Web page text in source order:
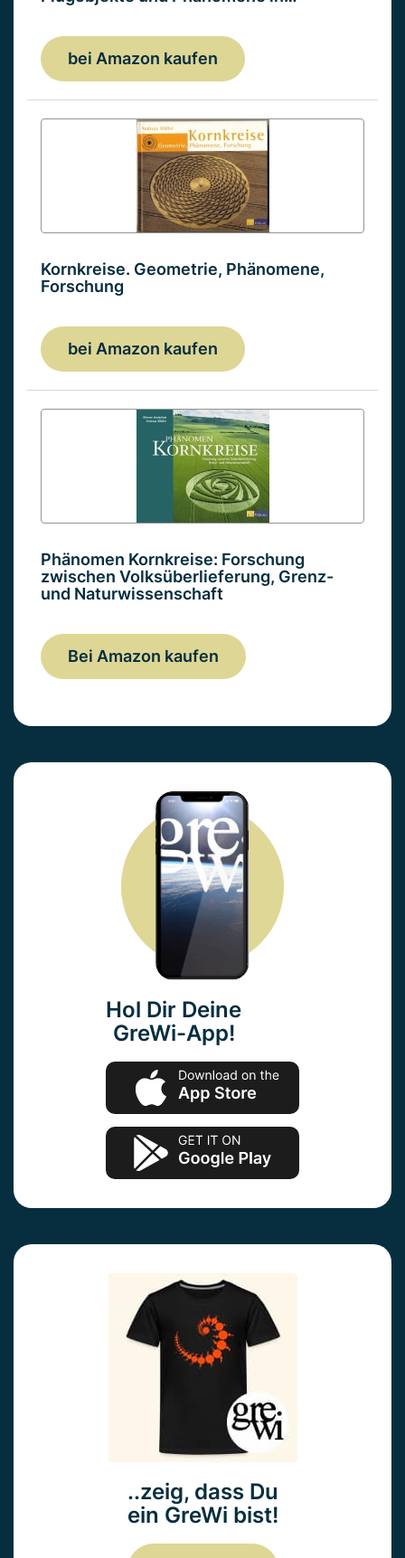
bei Amazon kaufen
Kornkreise. Geometrie, Phänomene,
Forschung
bei Amazon kaufen
Phänomen Kornkreise: Forschung
zwischen Volksüberlieferung, Grenz-
und Naturwissenschaft
Bei Amazon kaufen
Hol Dir Deine
GreWi-App!
..zeig, dass Du
ein GreWi bist!